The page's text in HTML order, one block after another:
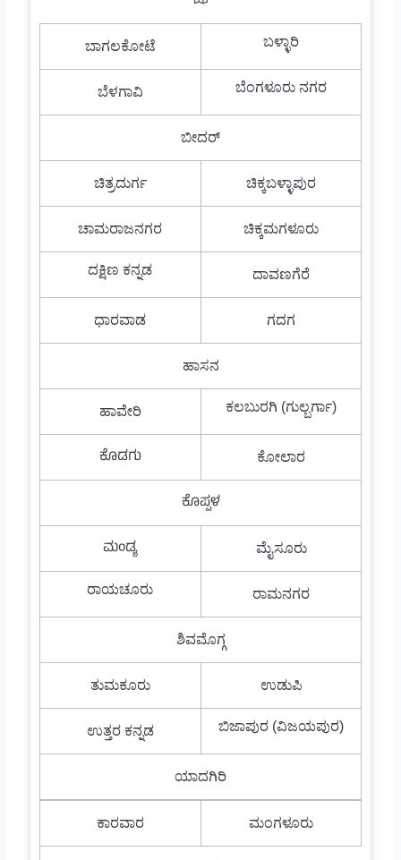
ಬಾಗಲಕೋಟೆ ಬಳ್ಳಾರಿ
ಬೆಳಗಾವಿ ಬೆಂಗಳೂರು ನಗರ
ಬೀದರ್
ಚಿತ್ರದುರ್ಗ ಚಿಕ್ಕಬಳ್ಳಾಪುರ
ಚಾಮರಾಜನಗರ ಚಿಕ್ಕಮಗಳೂರು
ದಕ್ಷಿಣ ಕನ್ನಡ ದಾವಣಗೆರೆ
ಧಾರವಾಡ ಗದಗ
ಹಾಸನ
ಹಾವೇರಿ ಕಲಬುರಗಿ (ಗುಲ್ಬರ್ಗಾ)
ಕೊಡಗು ಕೋಲಾರ
ಕೊಪ್ಪಳ
ಮಂಡ್ಯ
ಮೈಸೂರು
ರಾಯಚೂರು ರಾಮನಗರ
ಶಿವಮೊಗ್ಗ
ತುಮಕೂರು ಉಡುಪಿ
ಉತ್ತರ ಕನ್ನಡ ಬಿಜಾಪುರ (ವಿಜಯಪುರ)
ಯಾದಗಿರಿ
ಕಾರವಾರ ಮಂಗಳೂರು